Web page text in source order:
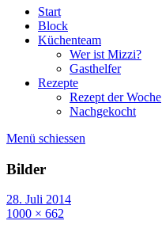
Start
Block
Küchenteam
Wer ist Mizzi?
Gasthelfer
Rezepte
Rezept der Woche
Nachgekocht
Menü schiessen
Bilder
28. Juli 2014
1000 × 662